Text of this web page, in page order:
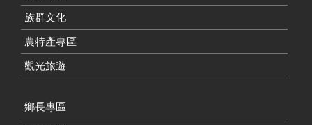
族群文化
農特產專區
觀光旅遊
鄉長專區